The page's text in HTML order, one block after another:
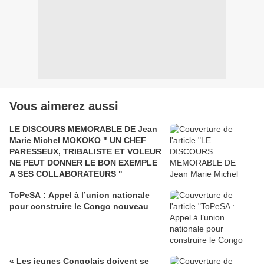
Vous aimerez aussi
LE DISCOURS MEMORABLE DE Jean
Marie Michel MOKOKO " UN CHEF
PARESSEUX, TRIBALISTE ET VOLEUR
NE PEUT DONNER LE BON EXEMPLE
A SES COLLABORATEURS "
ToPeSA : Appel à l’union nationale
pour construire le Congo nouveau
« Les jeunes Congolais doivent se